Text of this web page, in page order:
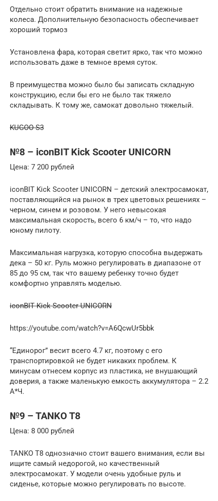
Отдельно стоит обратить внимание на надежные
колеса. Дополнительную безопасность обеспечивает
хороший тормоз
Установлена фара, которая светит ярко, так что можно
использовать даже в темное время суток.
В преимущества можно было бы записать складную
конструкцию, если бы его не было так тяжело
складывать. К тому же, самокат довольно тяжелый.
KUGOO S3
№8 – iconBIT Kick Scooter UNICORN
Цена: 7 200 рублей
iconBIT Kick Scooter UNICORN – детский электросамокат,
поставляющийся на рынок в трех цветовых решениях –
черном, синем и розовом. У него невысокая
максимальная скорость, всего 6 км/ч – то, что надо
юному пилоту.
Максимальная нагрузка, которую способна выдержать
дека – 50 кг. Руль можно регулировать в диапазоне от
85 до 95 см, так что вашему ребенку точно будет
комфортно управлять моделью.
iconBIT Kick Scooter UNICORN
https://youtube.com/watch?v=A6QcwUr5bbk
“Единорог” весит всего 4.7 кг, поэтому с его
транспортировкой не будет никаких проблем. К
минусам отнесем корпус из пластика, не внушающий
доверия, а также маленькую емкость аккумулятора – 2.2
А*Ч.
№9 – TANKO T8
Цена: 8 000 рублей
TANKO T8 однозначно стоит вашего внимания, если вы
ищите самый недорогой, но качественный
электросамокат. У модели очень удобные руль и
сиденье, которые можно регулировать по высоте.